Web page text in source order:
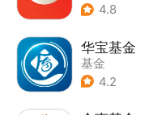
4.8
华宝基金
基金
4.2